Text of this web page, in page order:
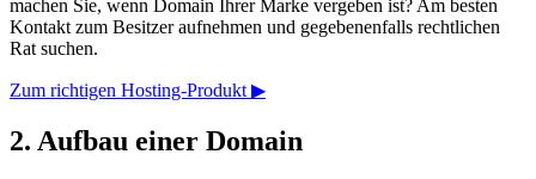
machen Sie, wenn Domain Ihrer Marke vergeben ist? Am besten
Kontakt zum Besitzer aufnehmen und gegebenenfalls rechtlichen
Rat suchen.
Zum richtigen Hosting-Produkt ▶
2. Aufbau einer Domain